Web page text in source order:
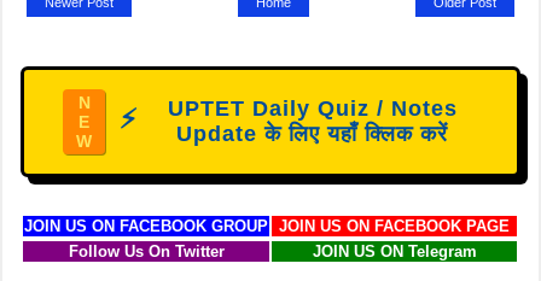
Newer Post Older Post
Home
N
E
W
⚡
UPTET Daily Quiz / Notes
Update के लिए यहाँ क्लिक करें
JOIN US ON FACEBOOK GROUP
JOIN US ON FACEBOOK PAGE
Follow Us On Twitter
JOIN US ON Telegram